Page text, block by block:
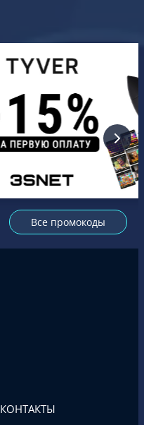
Все промокоды
КОНТАКТЫ